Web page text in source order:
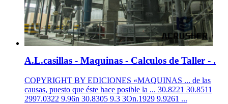
A.L.casillas - Maquinas - Calculos de Taller - .
COPYRIGHT BY EDICIONES «MAQUINAS ... de las
causas, puesto que éste hace posible la ... 30.8221 30.8511
2997.0322 9.96n 30.8305 9.3 3On.1929 9.9261 ...